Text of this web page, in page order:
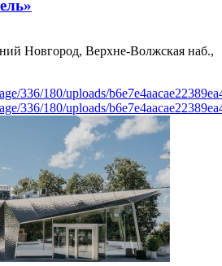
Новгород, Верхне-Волжская наб.,
336/180/uploads/
336/180/uploads/